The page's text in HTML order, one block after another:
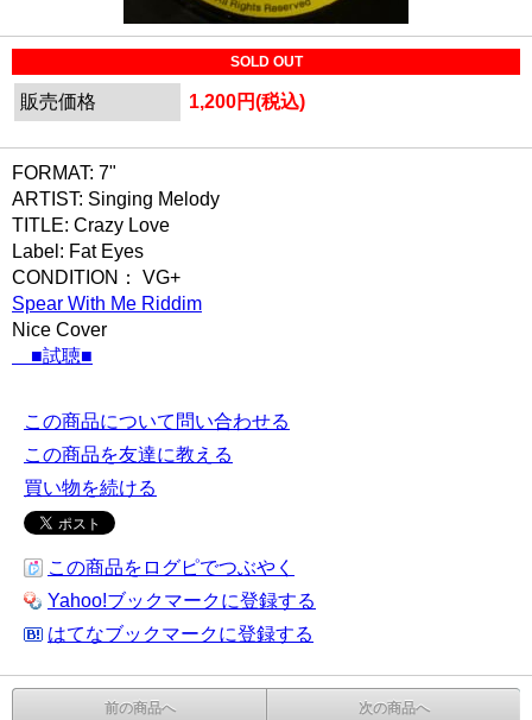
SOLD OUT
販売価格 1,200円(税込)
FORMAT: 7"
ARTIST: Singing Melody
TITLE: Crazy Love
Label: Fat Eyes
CONDITION： VG+
Spear With Me Riddim
Nice Cover
■試聴■
この商品について問い合わせる
この商品を友達に教える
買い物を続ける
この商品をログピでつぶやく
Yahoo!ブックマークに登録する
はてなブックマークに登録する
前の商品へ 次の商品へ